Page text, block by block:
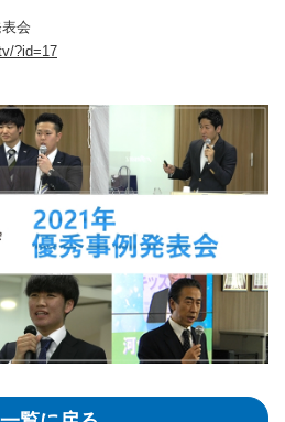
会
?id=17